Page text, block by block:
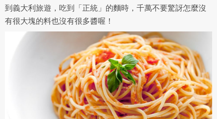
到義大利旅遊，吃到「正統」的麵時，千萬不要驚訝怎麼沒
有很大塊的料也沒有很多醬喔！
使用 Google 帳號登入
已閱讀使用條款和隱私政策
一、定義條款
授權內容：係指吉寶系統有限公司（吉寶系統公司）所有或
經授權使用而置放於吉寶知識系統網站或系統內之著作物。
衍生著作：係指就授權內容改作之創作。
二、會員規範
會員同意遵守本系統之會員規範、著作權條款及隱私權政
違反前項約定者，本系統得終止會員資格。
我同意上述會員條款